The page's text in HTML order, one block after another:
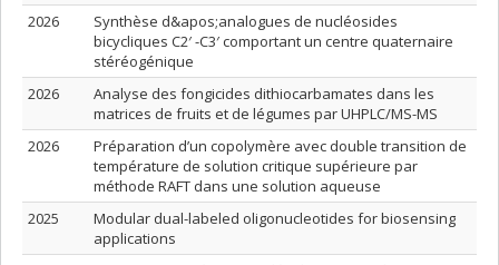
2026
Synthèse d&apos;analogues de nucléosides
bicycliques C2′ -C3′ comportant un centre quaternaire
stéréogénique
2026
Analyse des fongicides dithiocarbamates dans les
matrices de fruits et de légumes par UHPLC/MS-MS
2026
Préparation d’un copolymère avec double transition de
température de solution critique supérieure par
méthode RAFT dans une solution aqueuse
2025
Modular dual-labeled oligonucleotides for biosensing
applications